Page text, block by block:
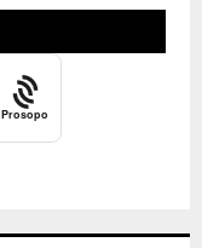
Prosopo